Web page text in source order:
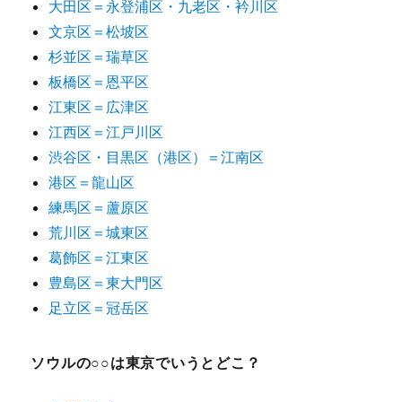
大田区＝永登浦区・九老区・衿川区
文京区＝松坡区
杉並区＝瑞草区
板橋区＝恩平区
江東区＝広津区
江西区＝江戸川区
渋谷区・目黒区（港区）＝江南区
港区＝龍山区
練馬区＝蘆原区
荒川区＝城東区
葛飾区＝江東区
豊島区＝東大門区
足立区＝冠岳区
ソウルの○○は東京でいうとどこ？